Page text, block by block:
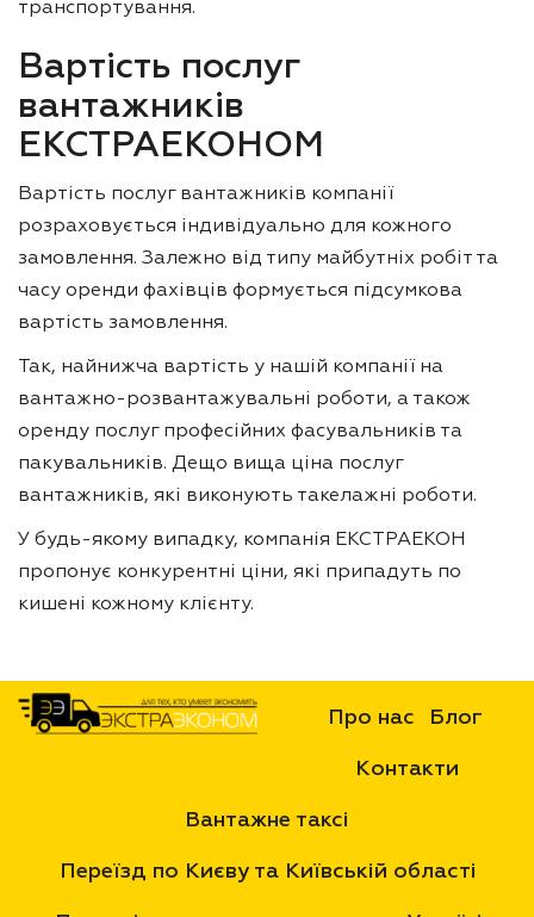
транспортування.
Вартість послуг
вантажників
ЕКСТРАЕКОНОМ
Вартість послуг вантажників компанії
розраховується індивідуально для кожного
замовлення. Залежно від типу майбутніх робіт та
часу оренди фахівців формується підсумкова
вартість замовлення.
Так, найнижча вартість у нашій компанії на
вантажно-розвантажувальні роботи, а також
оренду послуг професійних фасувальників та
пакувальників. Дещо вища ціна послуг
вантажників, які виконують такелажні роботи.
У будь-якому випадку, компанія ЕКСТРАЕКОН
пропонує конкурентні ціни, які припадуть по
кишені кожному клієнту.
Про нас Блог
Контакти
Вантажне таксі
Переїзд по Києву та Київській області